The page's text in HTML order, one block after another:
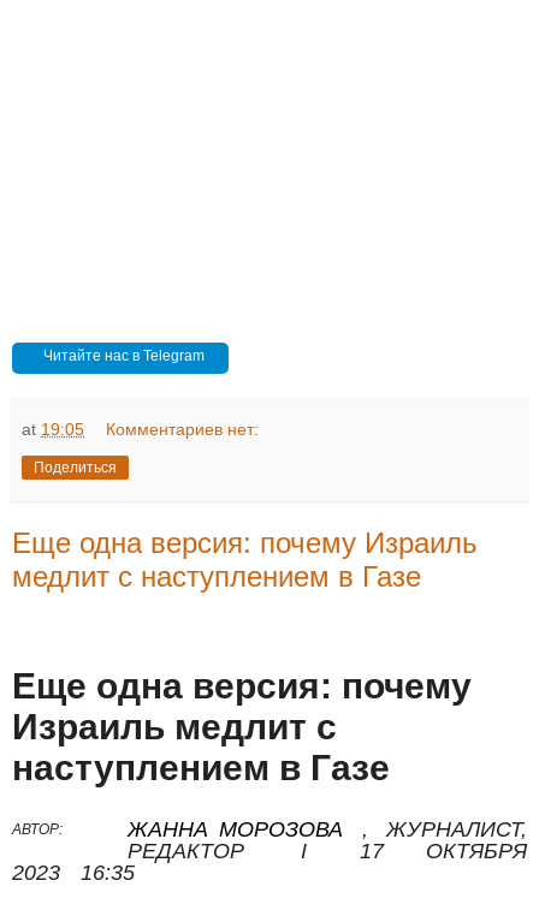
Читайте нас в Telegram
at 19:05 Комментариев нет:
Поделиться
Еще одна версия: почему Израиль
медлит с наступлением в Газе
Еще одна версия: почему
Израиль медлит с
наступлением в Газе
АВТОР: ЖАННА МОРОЗОВА ,
ЖУРНАЛИСТ,
РЕДАКТОР
I
17 ОКТЯБРЯ
2023
16:35